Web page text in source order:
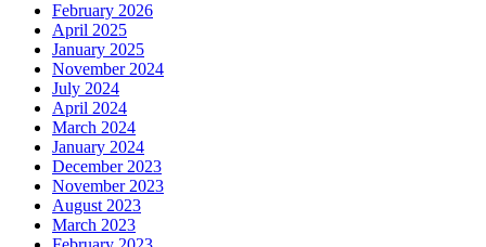
February 2026
April 2025
January 2025
November 2024
July 2024
April 2024
March 2024
January 2024
December 2023
November 2023
August 2023
March 2023